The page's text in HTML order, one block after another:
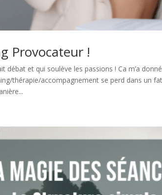
Provocateur !
débat et qui soulève les passions ! Ca m’a
thérapie/accompagnement se perd dans un